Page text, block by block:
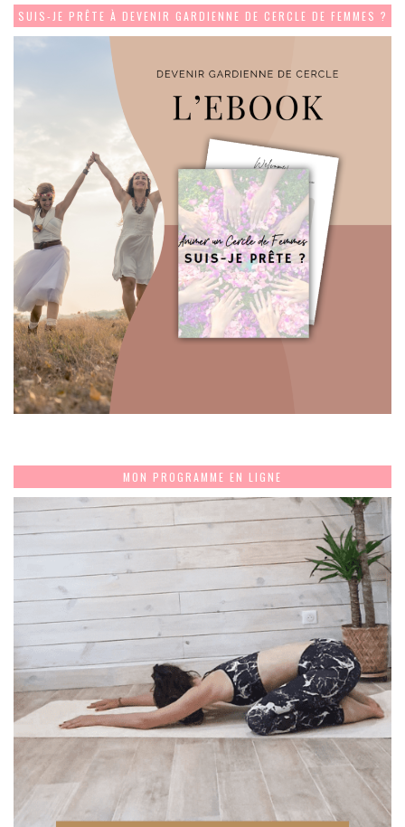
SUIS-JE PRÊTE À DEVENIR GARDIENNE DE CERCLE DE FEMMES ?
MON PROGRAMME EN LIGNE